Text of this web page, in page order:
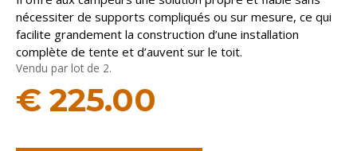
nécessiter de supports compliqués ou sur mesure, ce qui
facilite grandement la construction d’une installation
complète de tente et d’auvent sur le toit.
Vendu par lot de 2.
€ 225.00